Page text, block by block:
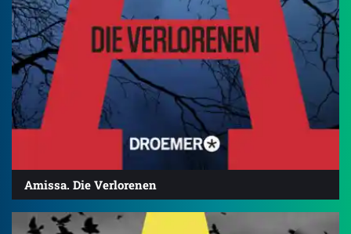
Amissa. Die Verlorenen